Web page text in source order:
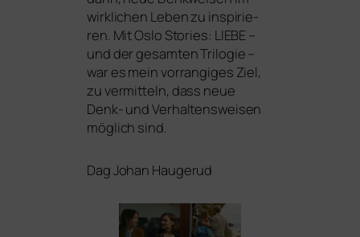
wirk­li­chen Leben zu inspi­rie­
ren. Mit Oslo Stories: LIEBE–
und der gesam­ten Trilogie –
war es mein vor­ran­gi­ges Ziel,
zu ver­mit­teln, dass neue
Denk- und Verhaltensweisen
mög­lich sind.
Dag Johan Haugerud